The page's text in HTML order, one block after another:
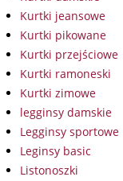
Kurtki jeansowe
Kurtki pikowane
Kurtki przejściowe
Kurtki ramoneski
Kurtki zimowe
legginsy damskie
Legginsy sportowe
Leginsy basic
Listonoszki